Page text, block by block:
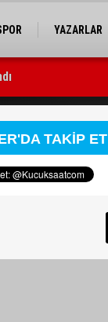
YAZARLAR
TAKİP ET